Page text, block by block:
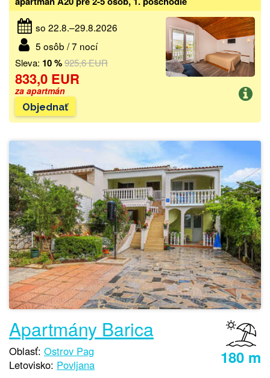
so 22.8.–29.8.2026
5 osôb / 7 nocí
Sleva: 10 %925,6 EUR
833,0 EUR
za apartmán
Objednať
180 m
Apartmány Barica
Oblasť: Ostrov Pag
Letovisko: Povljana